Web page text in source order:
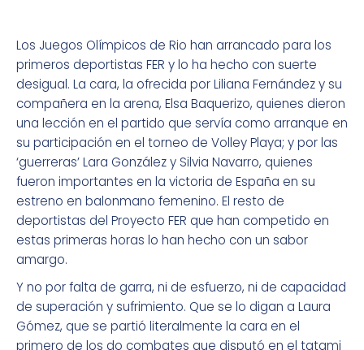
Los Juegos Olímpicos de Rio han arrancado para los
primeros deportistas FER y lo ha hecho con suerte
desigual. La cara, la ofrecida por Liliana Fernández y su
compañera en la arena, Elsa Baquerizo, quienes dieron
una lección en el partido que servía como arranque en
su participación en el torneo de Volley Playa; y por las
‘guerreras’ Lara González y Silvia Navarro, quienes
fueron importantes en la victoria de España en su
estreno en balonmano femenino. El resto de
deportistas del Proyecto FER que han competido en
estas primeras horas lo han hecho con un sabor
amargo.
Y no por falta de garra, ni de esfuerzo, ni de capacidad
de superación y sufrimiento. Que se lo digan a Laura
Gómez, que se partió literalmente la cara en el
primero de los do combates que disputó en el tatami